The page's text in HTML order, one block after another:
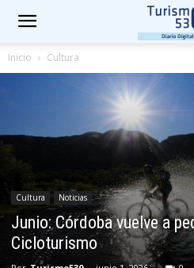
Inicio Cultura
Cultura Noticias
Junio: Córdoba vuelve a
Cicloturismo